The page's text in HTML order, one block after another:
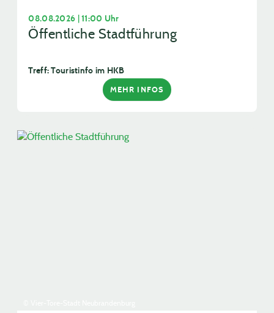
08.08.2026 | 11:00 Uhr
Öffentliche Stadtführung
Treff: Touristinfo im HKB
MEHR INFOS